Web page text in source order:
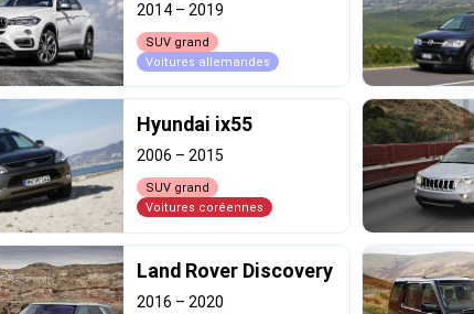
2014 – 2019
SUV grand
Voitures allemandes
Hyundai ix55
2006 –2015
SUV grand
Voitures coréennes
Land Rover Discovery
2016 – 2020